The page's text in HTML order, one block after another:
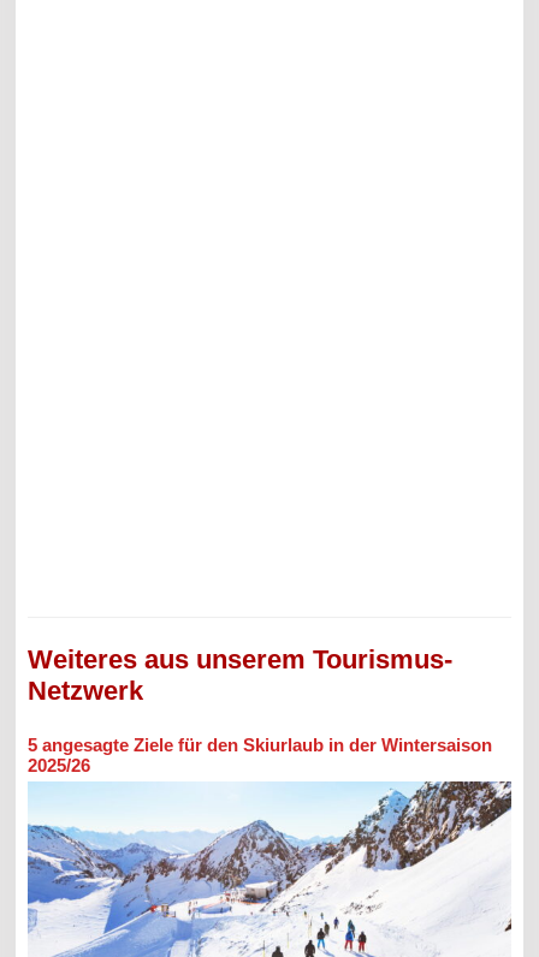
Weiteres aus unserem Tourismus-
Netzwerk
5 angesagte Ziele für den Skiurlaub in der Wintersaison
2025/26